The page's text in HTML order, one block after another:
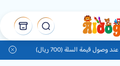
قيمة السلة (700 ريال)